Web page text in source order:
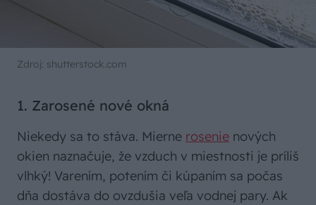
Zdroj: shutterstock.com
1. Zarosené nové okná
Niekedy sa to stáva. Mierne rosenie nových
okien naznačuje, že vzduch v miestnosti je príliš
vlhký! Varením, potením či kúpaním sa počas
dňa dostáva do ovzdušia veľa vodnej pary. Ak